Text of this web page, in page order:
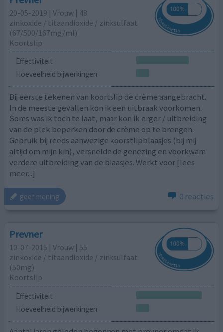
20-05-2019 | Vrouw | 48
zinkoxide / titaandioxide / zinksulfaat
(67/500/167mg/ml)
Koortslip
Effectiviteit
Hoeveelheid bijwerkingen
Bij eerste tekenen van koortslip de crème aangebracht.
In de meeste gevallen kon ik een uitbraak voorkomen.
Soms was ik toch te laat, maar kon ik erger / uitbreiding
van de plek beperken door de crème op te brengen.
Gebruik bij reeds aanwezige koorstlipblaasjes (bij mij
altijd om mijn kin), versnelde de genezing en voorkwam
verdere uitbreiding van de blaasjes. Werkt voor [lees
meer...]
geef mening 0 reacties
Prevner
10-07-2015 | Vrouw | 55
zinkoxide / titaandioxide / zinksulfaat
(50mg)
Koortslip
Effectiviteit
Hoeveelheid bijwerkingen